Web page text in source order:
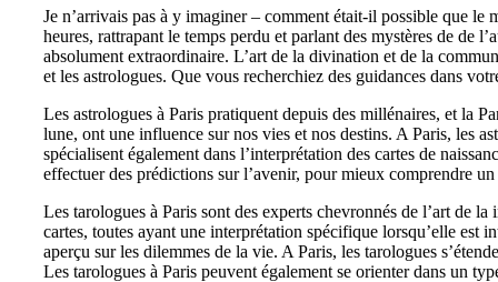
Je n’arrivais pas à y imaginer – comment était-il possible que
heures, rattrapant le temps perdu et parlant des mystères de de
absolument extraordinaire. L’art de la divination et de la
et les astrologues. Que vous recherchiez des guidances dans
Les astrologues à Paris pratiquent depuis des millénaires, et la
lune, ont une influence sur nos vies et nos destins. A Paris, les
spécialisent également dans l’interprétation des cartes de
effectuer des prédictions sur l’avenir, pour mieux comprendre
Les tarologues à Paris sont des experts chevronnés de l’art de
cartes, toutes ayant une interprétation spécifique lorsqu’elle est
aperçu sur les dilemmes de la vie. A Paris, les tarologues
Les tarologues à Paris peuvent également se orienter dans un